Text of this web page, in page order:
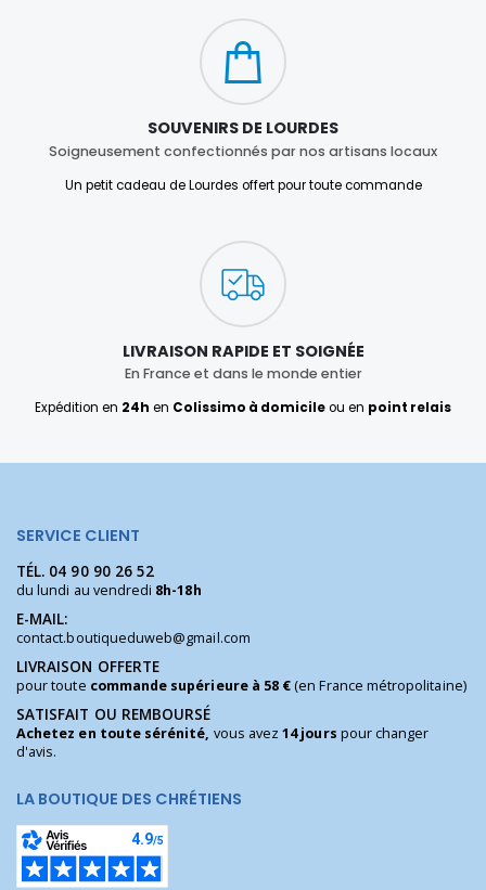
SOUVENIRS DE LOURDES
Soigneusement confectionnés par nos artisans locaux
Un petit cadeau de Lourdes offert pour toute commande
LIVRAISON RAPIDE ET SOIGNÉE
En France et dans le monde entier
Expédition en 24h en Colissimo à domicileou en point relais
SERVICE CLIENT
TÉL. 04 90 90 26 52
du lundi au vendredi 8h-18h
E-MAIL:
contact.boutiqueduweb@gmail.com
LIVRAISON OFFERTE
pour toute commande supérieure à 58 €(en France métropolitaine)
SATISFAIT OU REMBOURSÉ
Achetez en toute sérénité, vous avez14 jours pour changer
d'avis.
LA BOUTIQUE DES CHRÉTIENS